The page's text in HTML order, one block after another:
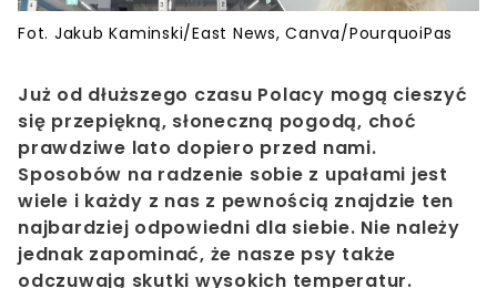
Fot. Jakub Kaminski/East News, Canva/PourquoiPas
Już od dłuższego czasu Polacy mogą cieszyć
się przepiękną, słoneczną pogodą, choć
prawdziwe lato dopiero przed nami.
Sposobów na radzenie sobie z upałami jest
wiele i każdy z nas z pewnością znajdzie ten
najbardziej odpowiedni dla siebie. Nie należy
jednak zapominać, że nasze psy także
odczuwają skutki wysokich temperatur.